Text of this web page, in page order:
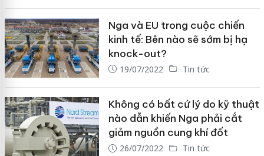
Nga và EU trong cuộc chiến
kinh tế: Bên nào sẽ sớm bị hạ
knock-out?
19/07/2022 Tin tức
Không có bất cứ lý do kỹ thuật
nào dẫn khiến Nga phải cắt
giảm nguồn cung khí đốt
26/07/2022 Tin tức